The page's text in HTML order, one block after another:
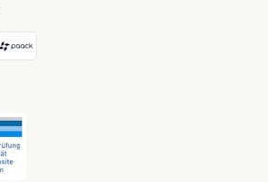
Shipping Method
InPost Shipping Method
paack Shipping Method